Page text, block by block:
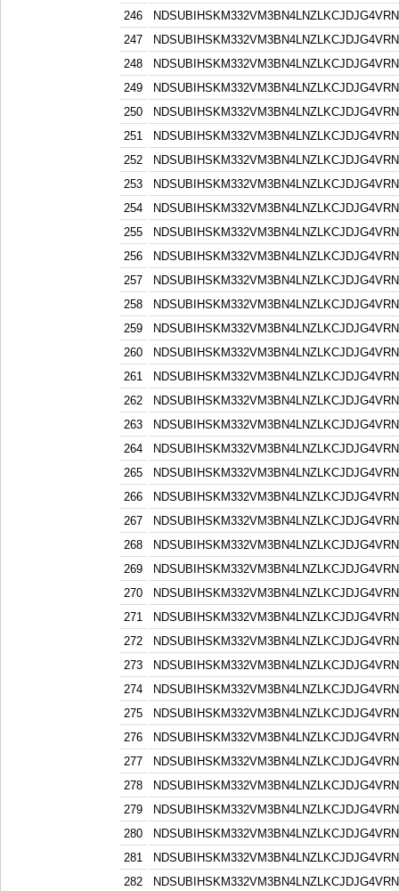
246
247
248
249
250
251
252
253
254
255
256
257
258
259
260
261
262
263
264
265
266
267
268
269
270
271
272
273
274
275
276
277
278
279
280
281
282